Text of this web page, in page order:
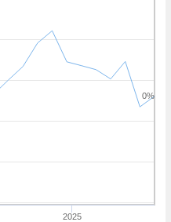
2025
0%